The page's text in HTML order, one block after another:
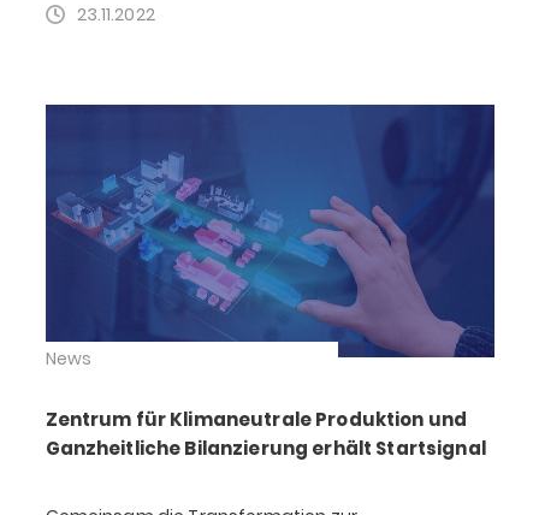
23.11.2022
News
Zentrum für Klimaneutrale Produktion und
Ganzheitliche Bilanzierung erhält Startsignal